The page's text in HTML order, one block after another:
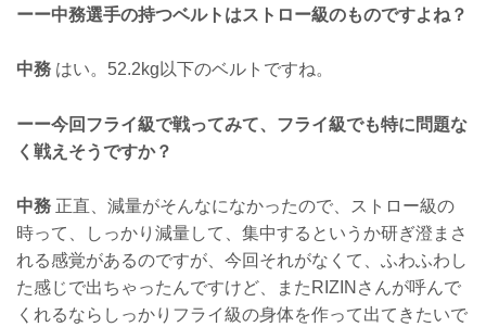
ーー中務選手の持つベルトはストロー級のものですよね？
中務 はい。52.2kg以下のベルトですね。
ーー今回フライ級で戦ってみて、フライ級でも特に問題な
く戦えそうですか？
中務 正直、減量がそんなになかったので、ストロー級の
時って、しっかり減量して、集中するというか研ぎ澄まさ
れる感覚があるのですが、今回それがなくて、ふわふわし
た感じで出ちゃったんですけど、またRIZINさんが呼んで
くれるならしっかりフライ級の身体を作って出てきたいで